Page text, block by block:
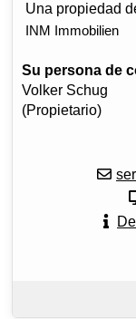
Una propiedad
INM Immobilien
Su persona de
Volker Schug
(Propietario)